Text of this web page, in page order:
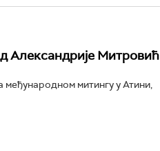
Александрије Митровић
међународном митингу у Атини,